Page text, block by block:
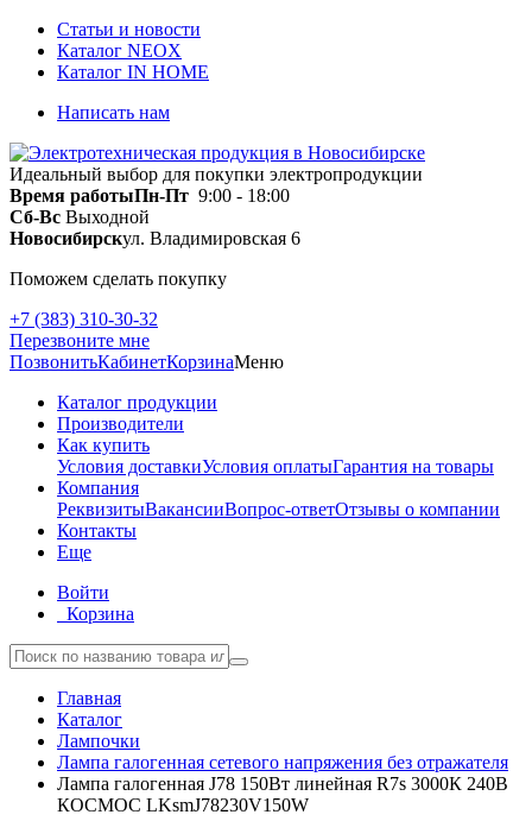
Статьи и новости
Каталог NEOX
Каталог IN HOME
Написать нам
Идеальный выбор для покупки электропродукции
Время работыПн-Пт 9:00 - 18:00
Сб-Вс Выходной
Новосибирскул. Владимировская 6
Поможем сделать покупку
+7 (383) 310-30-32
Перезвоните мне
ПозвонитьКабинетКорзинаМеню
Каталог продукции
Производители
Как купить
Условия доставкиУсловия оплатыГарантия на товары
Компания
РеквизитыВакансииВопрос-ответОтзывы о компании
Контакты
Еще
Войти
Корзина
Главная
Каталог
Лампочки
Лампа галогенная сетевого напряжения без отражателя
Лампа галогенная J78 150Вт линейная R7s 3000К 240В
КОСМОС LKsmJ78230V150W